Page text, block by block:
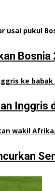
Bosnia
Inggris